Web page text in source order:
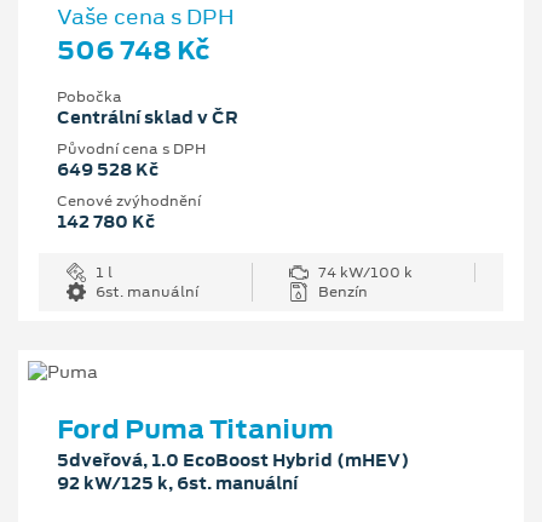
Vaše cena s DPH
506 748 Kč
Pobočka
Centrální sklad v ČR
Původní cena s DPH
649 528 Kč
Cenové zvýhodnění
142 780 Kč
1 l
74 kW/100 k
6st. manuální
Benzín
Ford Puma Titanium
5dveřová, 1.0 EcoBoost Hybrid (mHEV)
92 kW/125 k, 6st. manuální